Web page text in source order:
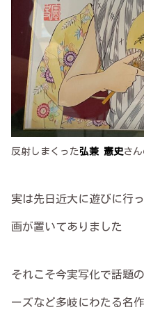
反射しまくった弘兼 憲史さ
実は先日近大に遊びに行
画が置いてありました
それこそ今実写化で話題
ーズなど多岐にわたる名